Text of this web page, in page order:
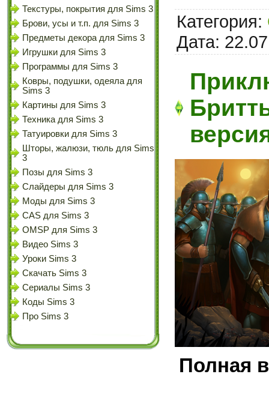
Текстуры, покрытия для Sims 3
Брови, усы и т.п. для Sims 3
Предметы декора для Sims 3
Игрушки для Sims 3
Программы для Sims 3
Ковры, подушки, одеяла для
Sims 3
Картины для Sims 3
Техника для Sims 3
Татуировки для Sims 3
Шторы, жалюзи, тюль для Sims
3
Позы для Sims 3
Слайдеры для Sims 3
Моды для Sims 3
CAS для Sims 3
OMSP для Sims 3
Видео Sims 3
Уроки Sims 3
Скачать Sims 3
Сериалы Sims 3
Коды Sims 3
Про Sims 3
Категория:
Дата:
Полная